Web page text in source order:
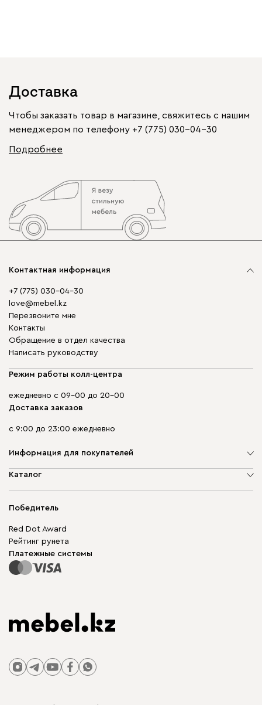
Доставка
Чтобы заказать товар в магазине, свяжитесь с нашим
менеджером по телефону +7 (775) 030-04-30
Подробнее
Контактная информация
+7 (775) 030-04-30
love@mebel.kz
Перезвоните мне
Контакты
Обращение в отдел качества
Написать руководству
Режим работы колл-центра
ежедневно с 09-00 до 20-00
Доставка заказов
с 9:00 до 23:00 ежедневно
Информация для покупателей
О компании
Гарантия
Для бизнеса
Карта сайта
Каталог
Корпусная мебель
Модульная мебель
Столы и стулья
Победитель
Red Dot Award
Рейтинг рунета
Платежные системы